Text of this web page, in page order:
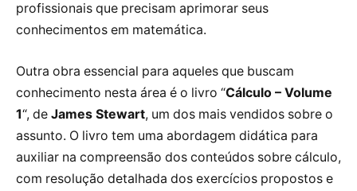
profissionais que precisam aprimorar seus
conhecimentos em matemática.
Outra obra essencial para aqueles que buscam
conhecimento nesta área é o livro “Cálculo – Volume
1“, de James Stewart, um dos mais vendidos sobre o
assunto. O livro tem uma abordagem didática para
auxiliar na compreensão dos conteúdos sobre cálculo,
com resolução detalhada dos exercícios propostos e